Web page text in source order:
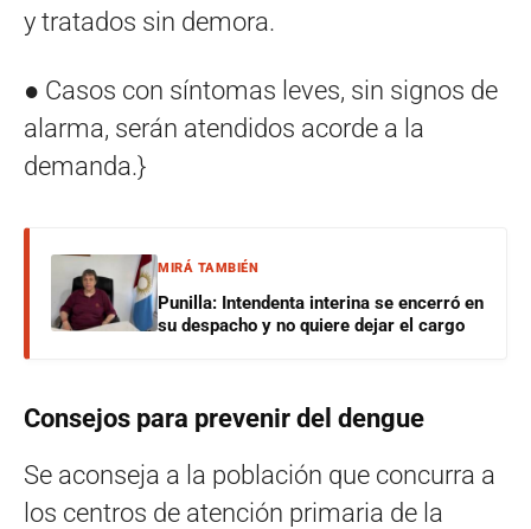
y tratados sin demora.
● Casos con síntomas leves, sin signos de
alarma, serán atendidos acorde a la
demanda.}
MIRÁ TAMBIÉN
Punilla: Intendenta interina se encerró en
su despacho y no quiere dejar el cargo
Consejos para prevenir del dengue
Se aconseja a la población que concurra a
los centros de atención primaria de la